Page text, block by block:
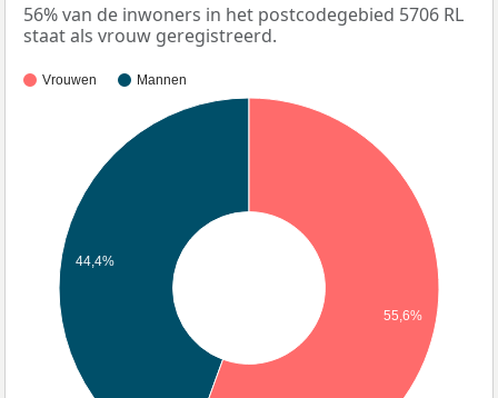
56% van de inwoners in het postcodegebied 5706 RL
staat als vrouw geregistreerd.
Vrouwen Mannen
44,4%
55,6%